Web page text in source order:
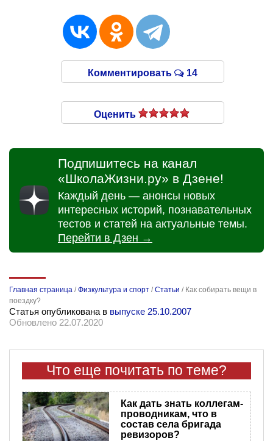
Комментировать 14
Оценить
Подпишитесь на канал
«ШколаЖизни.ру» в Дзене!
Каждый день — анонсы новых
интересных историй, познавательных
тестов и статей на актуальные темы.
Перейти в Дзен →
Главная страница /Физкультура и спорт /Статьи / Как собирать вещи в
поездку?
Статья опубликована в выпуске 25.10.2007
Обновлено 22.07.2020
Что еще почитать по теме?
Как дать знать коллегам-
проводникам, что в
состав села бригада
ревизоров?